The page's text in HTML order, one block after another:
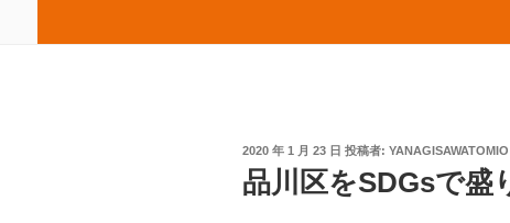
投
稿
日:
2020 年 1 月 23 日 投稿者: YANAGISAWATOMIO
品川区をSDGsで盛